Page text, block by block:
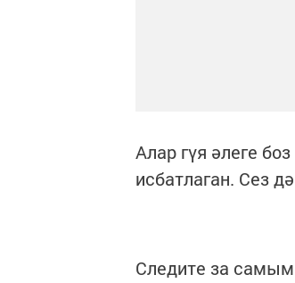
Алар гүя әлеге
исбатлаган. Сез
Следите за